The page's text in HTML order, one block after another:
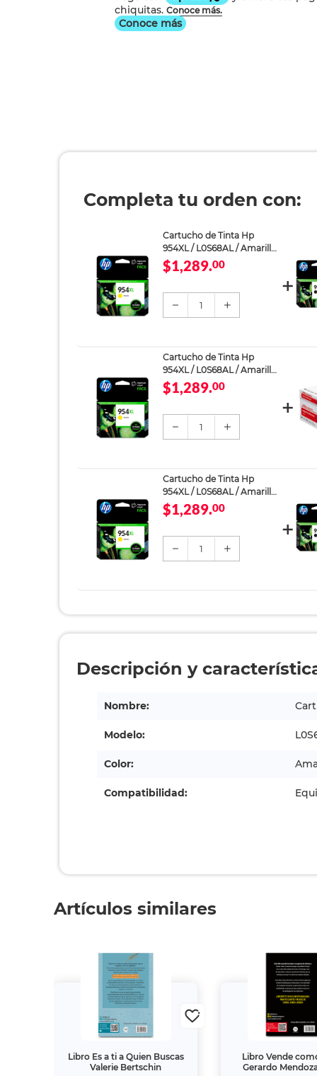
Conoce más
Completa tu orden con:
Cartucho de Tinta Hp
954XL / L0S68AL / Amarillo /
1600 páginas / OfficeJet
$1,289.00
1
Cartucho de Tinta Hp
954XL / L0S68AL / Amarillo /
1600 páginas / OfficeJet
$1,289.00
1
Cartucho de Tinta Hp
954XL / L0S68AL / Amarillo /
1600 páginas / OfficeJet
$1,289.00
1
Descripción y
Nombre:
Modelo:
Color:
Compatibilidad:
Artículos similares
Libro Es a ti a Quien Buscas
Valerie Bertschin
Libro Vende
Gerardo